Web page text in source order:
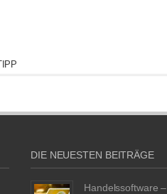
DIE NEUESTEN BEITRÄGE
Handelssoftware –